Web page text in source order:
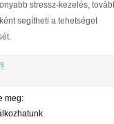
stressz-kezelés,
segítheti a tehetséget
meg: